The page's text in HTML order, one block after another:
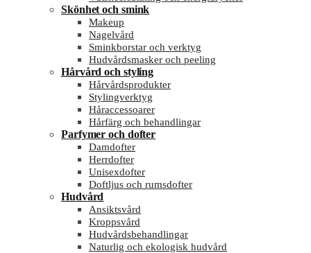
Skönhet och smink
Makeup
Nagelvård
Sminkborstar och verktyg
Hudvårdsmasker och peeling
Hårvård och styling
Hårvårdsprodukter
Stylingverktyg
Håraccessoarer
Hårfärg och behandlingar
Parfymer och dofter
Damdofter
Herrdofter
Unisexdofter
Doftljus och rumsdofter
Hudvård
Ansiktsvård
Kroppsvård
Hudvårdsbehandlingar
Naturlig och ekologisk hudvård